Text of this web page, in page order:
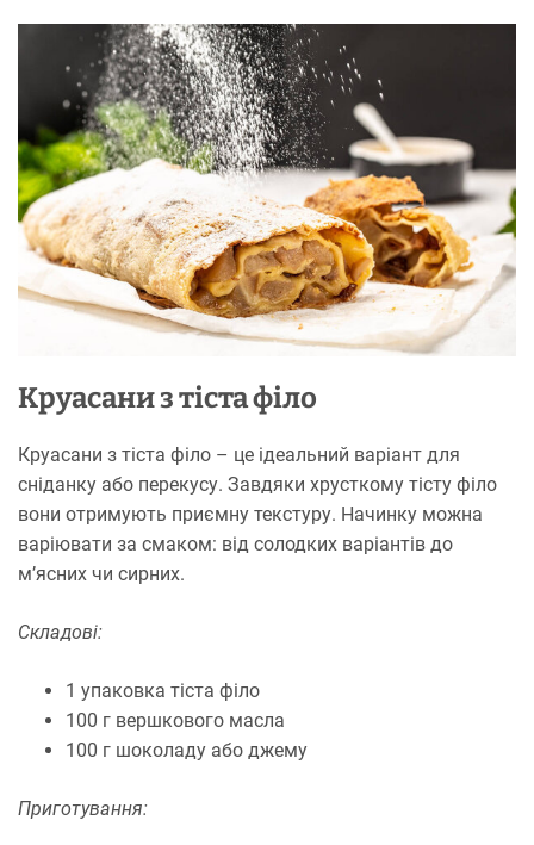
Круасани з тіста філо
Круасани з тіста філо – це ідеальний варіант для
сніданку або перекусу. Завдяки хрусткому тісту філо
вони отримують приємну текстуру. Начинку можна
варіювати за смаком: від солодких варіантів до
м’ясних чи сирних.
Складові:
1 упаковка тіста філо
100 г вершкового масла
100 г шоколаду або джему
Приготування: